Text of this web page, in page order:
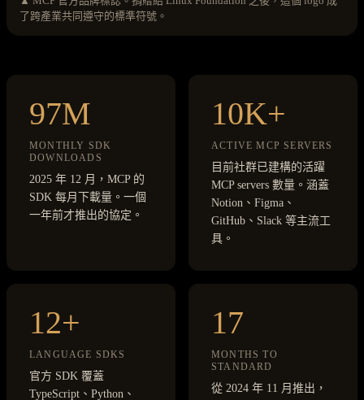
了跨產業共同遵守的標準符號。
97M
MONTHLY SDK
DOWNLOADS
2025 年 12 月，MCP 的
SDK 每月下載量。一個
一年前才推出的協定。
10K+
ACTIVE MCP SERVERS
目前社群已建構的活躍
MCP servers 數量。涵蓋
Notion、Figma、
GitHub、Slack 等主流工
具。
12+
LANGUAGE SDKS
官方 SDK 覆蓋
TypeScript、Python、
17
MONTHS TO
STANDARD
從 2024 年 11 月推出，